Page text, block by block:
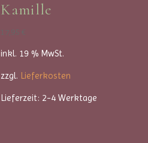
Kamille
17,95 €
inkl. 19 % MwSt.
zzgl. Lieferkosten
Lieferzeit: 2-4 Werktage